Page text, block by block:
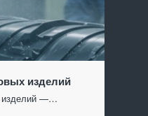
изделий
изделий —…